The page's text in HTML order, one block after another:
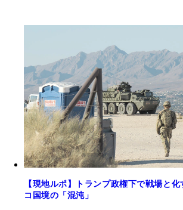
【現地ルポ】トランプ政権下で戦場と
コ国境の「混沌」